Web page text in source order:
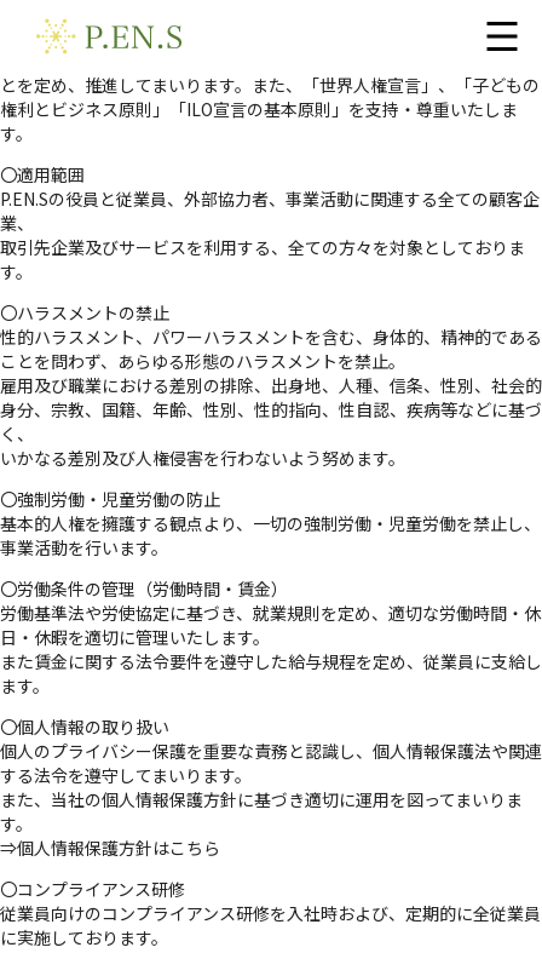
P.EN.S株式会社は企業行動憲章の中において、当社の顧客、従業員、取
引先を始め、企業活動に関連する全ての方々に対する人権を尊重するこ
とを定め、推進してまいります。また、「世界人権宣言」、「子どもの
権利とビジネス原則」「ILO宣言の基本原則」を支持・尊重いたしま
す。
〇適用範囲
P.EN.Sの役員と従業員、外部協力者、事業活動に関連する全ての顧客企
業、
取引先企業及びサービスを利用する、全ての方々を対象としておりま
す。
〇ハラスメントの禁止
性的ハラスメント、パワーハラスメントを含む、身体的、精神的である
ことを問わず、あらゆる形態のハラスメントを禁止。
雇用及び職業における差別の排除、出身地、人種、信条、性別、社会的
身分、宗教、国籍、年齢、性別、性的指向、性自認、疾病等などに基づ
く、
いかなる差別及び人権侵害を行わないよう努めます。
〇強制労働・児童労働の防止
基本的人権を擁護する観点より、一切の強制労働・児童労働を禁止し、
事業活動を行います。
〇労働条件の管理（労働時間・賃金）
労働基準法や労使協定に基づき、就業規則を定め、適切な労働時間・休
日・休暇を適切に管理いたします。
また賃金に関する法令要件を遵守した給与規程を定め、従業員に支給し
ます。
〇個人情報の取り扱い
個人のプライバシー保護を重要な責務と認識し、個人情報保護法や関連
する法令を遵守してまいります。
また、当社の個人情報保護方針に基づき適切に運用を図ってまいりま
す。
⇒個人情報保護方針はこちら
〇コンプライアンス研修
従業員向けのコンプライアンス研修を入社時および、定期的に全従業員
に実施しております。